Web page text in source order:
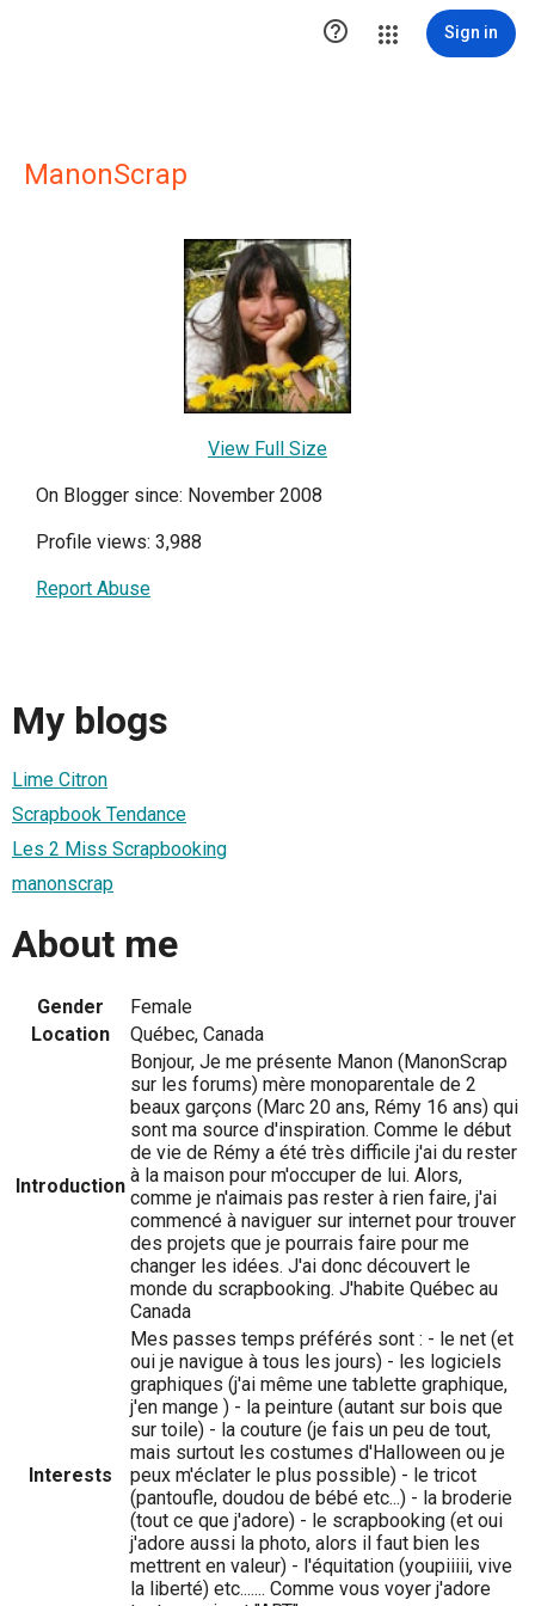
 Sign in
ManonScrap
View Full Size
On Blogger since: November 2008
Profile views: 3,988
Report Abuse
My blogs
Lime Citron
Scrapbook Tendance
Les 2 Miss Scrapbooking
manonscrap
About me
Gender
Female
Location
Québec, Canada
Introduction
Bonjour, Je me présente Manon (ManonScrap
sur les forums) mère monoparentale de 2
beaux garçons (Marc 20 ans, Rémy 16 ans) qui
sont ma source d'inspiration. Comme le début
de vie de Rémy a été très difficile j'ai du rester
à la maison pour m'occuper de lui. Alors,
comme je n'aimais pas rester à rien faire, j'ai
commencé à naviguer sur internet pour trouver
des projets que je pourrais faire pour me
changer les idées. J'ai donc découvert le
monde du scrapbooking. J'habite Québec au
Canada
Interests
Mes passes temps préférés sont : - le net (et
oui je navigue à tous les jours) - les logiciels
graphiques (j'ai même une tablette graphique,
j'en mange ) - la peinture (autant sur bois que
sur toile) - la couture (je fais un peu de tout,
mais surtout les costumes d'Halloween ou je
peux m'éclater le plus possible) - le tricot
(pantoufle, doudou de bébé etc...) - la broderie
(tout ce que j'adore) - le scrapbooking (et oui
j'adore aussi la photo, alors il faut bien les
mettrent en valeur) - l'équitation (youpiiiii, vive
la liberté) etc....... Comme vous voyer j'adore